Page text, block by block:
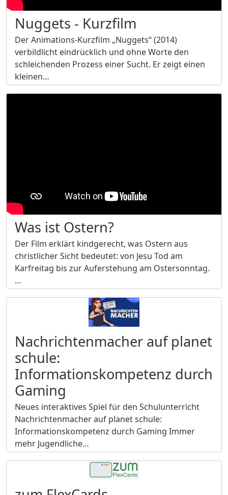
Nuggets - Kurzfilm
Der Animations-Kurzfilm „Nuggets“ (2014)
verbildlicht eindrücklich und ohne Worte den
schleichenden Prozess einer Sucht. Er zeigt einen
kleinen…
Was ist Ostern?
Der Film erklärt kindgerecht, was Ostern aus
christlicher Sicht bedeutet: von Jesu Tod am
Karfreitag bis zur Auferstehung am Ostersonntag.
…
Nachrichtenmacher auf planet
schule:
Informationskompetenz durch
Gaming
Neues interaktives Spiel für den Schulunterricht
Nachrichtenmacher auf planet schule:
Informationskompetenz durch Gaming Immer
mehr Jugendliche…